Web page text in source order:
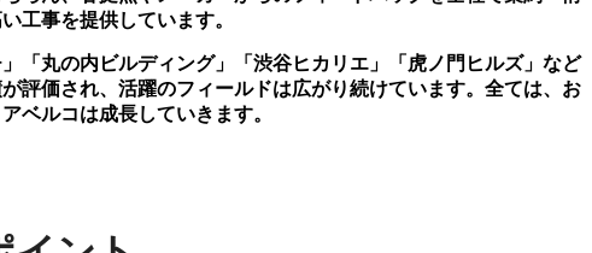
工事を提供しています。
「丸の内ビルディング」「渋谷ヒカリエ」「虎ノ門ヒルズ」など
評価され、活躍のフィールドは広がり続けています。全ては、お
ベルコは成長していきます。